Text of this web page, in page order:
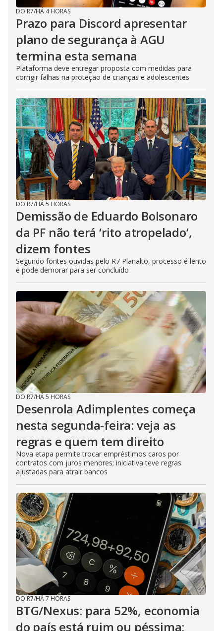
DO R7/HÁ 4 HORAS
Prazo para Discord apresentar
plano de segurança à AGU
termina esta semana
Plataforma deve entregar proposta com medidas para
corrigir falhas na proteção de crianças e adolescentes
DO R7/HÁ 5 HORAS
Demissão de Eduardo Bolsonaro
da PF não terá ‘rito atropelado’,
dizem fontes
Segundo fontes ouvidas pelo R7 Planalto, processo é lento
e pode demorar para ser concluído
DO R7/HÁ 5 HORAS
Desenrola Adimplentes começa
nesta segunda-feira: veja as
regras e quem tem direito
Nova etapa permite trocar empréstimos caros por
contratos com juros menores; iniciativa teve regras
ajustadas para atrair bancos
DO R7/HÁ 7 HORAS
BTG/Nexus: para 52%, economia
do país está ruim ou péssima;